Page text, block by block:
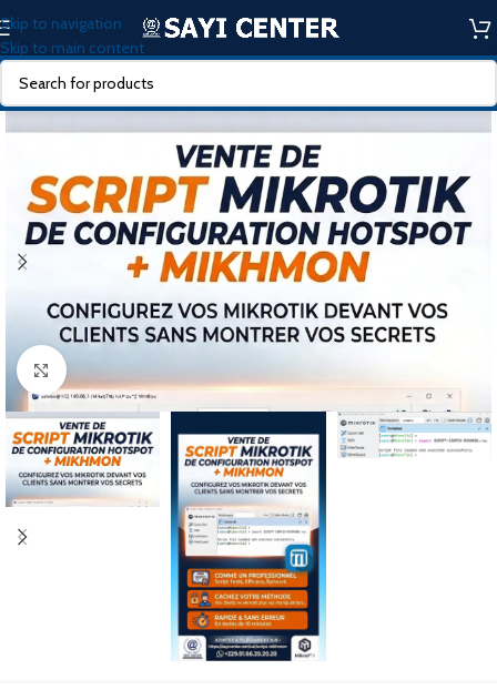
Skip to navigation
Skip to main content
Click to enlarge